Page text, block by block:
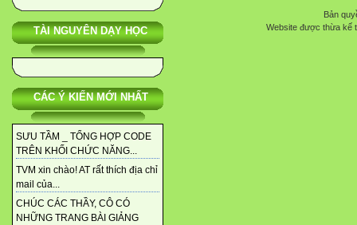
TÀI NGUYÊN DẠY HỌC
CÁC Ý KIẾN MỚI NHẤT
SƯU TẦM _ TỔNG HỢP CODE
TRÊN KHỐI CHỨC NĂNG...
TVM xin chào! AT rất thích địa chỉ
mail của...
CHÚC CÁC THẦY, CÔ CÓ
NHỮNG TRANG BÀI GIẢNG
Bản
Website được thừa kế